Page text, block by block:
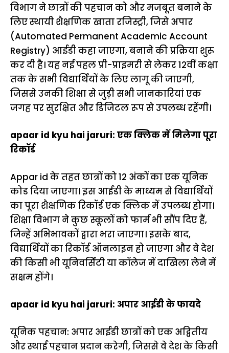
विभाग ने छात्रों की पहचान को और मजबूत बनाने के
लिए स्थायी शैक्षणिक खाता रजिस्ट्री, जिसे अपार
(Automated Permanent Academic Account
Registry) आईडी कहा जाएगा, बनाने की प्रक्रिया शुरू
कर दी है। यह नई पहल प्री-प्राइमरी से लेकर 12वीं कक्षा
तक के सभी विद्यार्थियों के लिए लागू की जाएगी,
जिससे उनकी शिक्षा से जुड़ी सभी जानकारियां एक
जगह पर सुरक्षित और डिजिटल रूप से उपलब्ध रहेंगी।
apaar id kyu hai jaruri: एक क्लिक में मिलेगा पूरा
रिकॉर्ड
Appar id के तहत छात्रों को 12 अंकों का एक यूनिक
कोड दिया जाएगा। इस आईडी के माध्यम से विद्यार्थियों
का पूरा शैक्षणिक रिकॉर्ड एक क्लिक में उपलब्ध होगा।
शिक्षा विभाग ने कुछ स्कूलों को फार्म भी सौंप दिए हैं,
जिन्हें अभिभावकों द्वारा भरा जाएगा। इसके बाद,
विद्यार्थियों का रिकॉर्ड ऑनलाइन हो जाएगा और वे देश
की किसी भी यूनिवर्सिटी या कॉलेज में दाखिला लेने में
सक्षम होंगे।
apaar id kyu hai jaruri: अपार आईडी के फायदे
यूनिक पहचान: अपार आईडी छात्रों को एक अद्वितीय
और स्थाई पहचान प्रदान करेगी, जिससे वे देश के किसी